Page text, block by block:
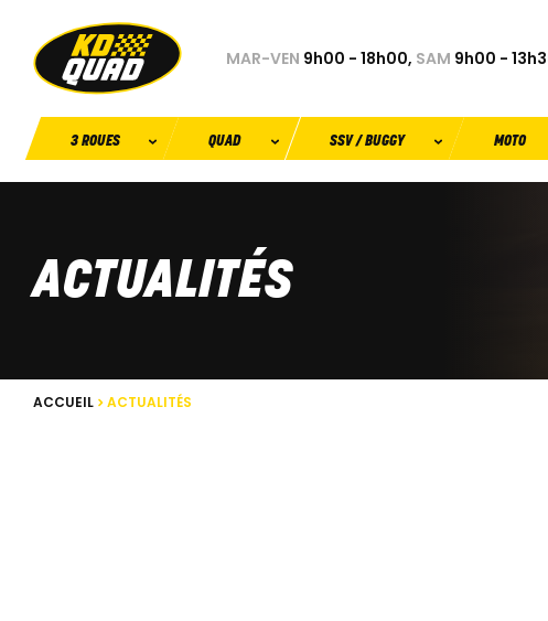
MAR-VEN 9h00 - 18h00, SAM 9h00 -
3 ROUES QUAD SSV / BUGGY MOTO
ACTUALITÉS
ACCUEIL ACTUALITÉS